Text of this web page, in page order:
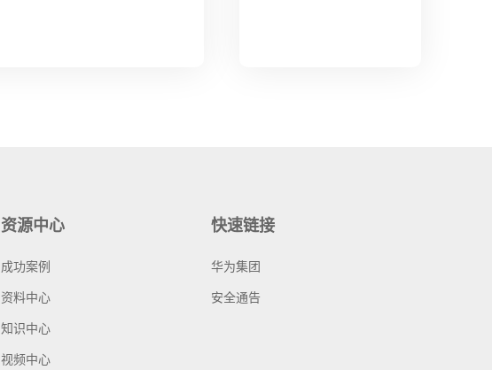
资源中心
成功案例
资料中心
知识中心
视频中心
快速链接
华为集团
安全通告